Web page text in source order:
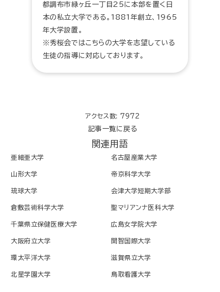
都調布市緑ヶ丘一丁目25に本部を置く日
本の私立大学である。1881年創立、1965
年大学設置。
※秀桜会ではこちらの大学を志望している
生徒の指導に対応しております。
アクセス数: 7972
記事一覧に戻る
関連用語
亜細亜大学 名古屋産業大学
山形大学 帝京科学大学
琉球大学 会津大学短期大学部
倉敷芸術科学大学 聖マリアンナ医科大学
千葉県立保健医療大学 広島女学院大学
大阪府立大学 開智国際大学
環太平洋大学 滋賀県立大学
北星学園大学 鳥取看護大学